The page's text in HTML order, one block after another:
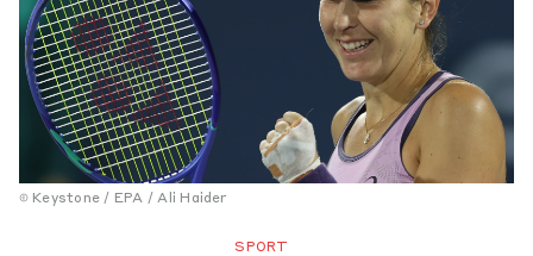
Keystone / EPA / Ali Haider
SPORT